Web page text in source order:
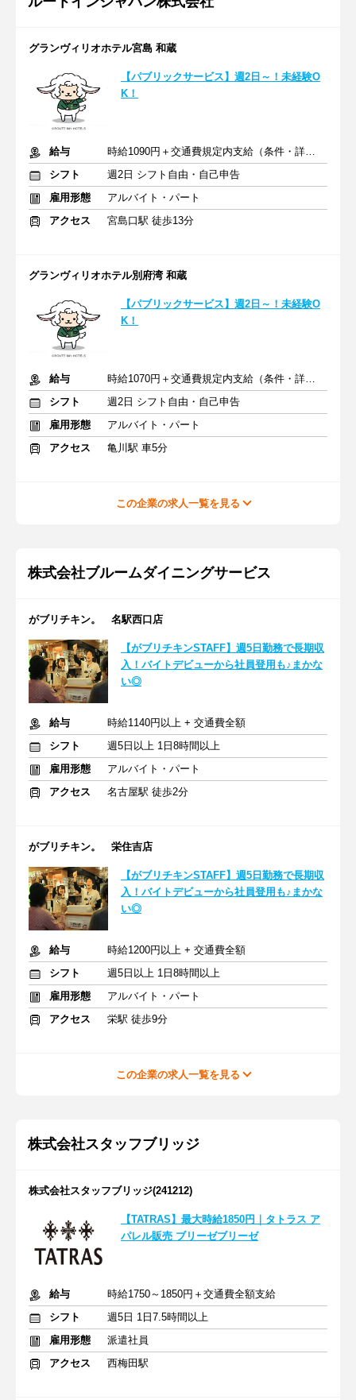
グランヴィリオホテル宮島 和蔵
【パブリックサービス】週2日～！未経験O
K！
給与
時給1090円＋交通費規定内支給（条件・詳細は面接にて）
シフト
週2日 シフト自由・自己申告
雇用形態
アルバイト・パート
アクセス
宮島口駅 徒歩13分
グランヴィリオホテル別府湾 和蔵
【パブリックサービス】週2日～！未経験O
K！
給与
時給1070円＋交通費規定内支給（条件・詳細は面接にて）
シフト
週2日 シフト自由・自己申告
雇用形態
アルバイト・パート
アクセス
亀川駅 車5分
この企業の求人一覧を見る
株式会社ブルームダイニングサービス
がブリチキン。 名駅西口店
【がブリチキンSTAFF】週5日勤務で長期収
入！バイトデビューから社員登用も♪まかな
い◎
給与
時給1140円以上 + 交通費全額
シフト
週5日以上 1日8時間以上
雇用形態
アルバイト・パート
アクセス
名古屋駅 徒歩2分
がブリチキン。 栄住吉店
【がブリチキンSTAFF】週5日勤務で長期収
入！バイトデビューから社員登用も♪まかな
い◎
給与
時給1200円以上 + 交通費全額
シフト
週5日以上 1日8時間以上
雇用形態
アルバイト・パート
アクセス
栄駅 徒歩9分
この企業の求人一覧を見る
株式会社スタッフブリッジ
株式会社スタッフブリッジ(241212)
【TATRAS】最大時給1850円｜タトラス ア
パレル販売 ブリーゼブリーゼ
給与
時給1750～1850円＋交通費全額支給
シフト
週5日 1日7.5時間以上
雇用形態
派遣社員
アクセス
西梅田駅